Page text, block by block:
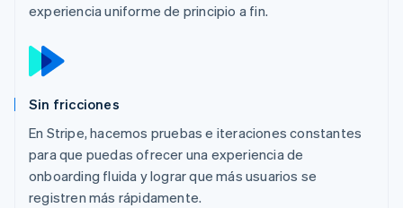
experiencia uniforme de principio a fin.
Sin fricciones
En Stripe, hacemos pruebas e iteraciones constantes
para que puedas ofrecer una experiencia de
onboarding fluida y lograr que más usuarios se
registren más rápidamente.